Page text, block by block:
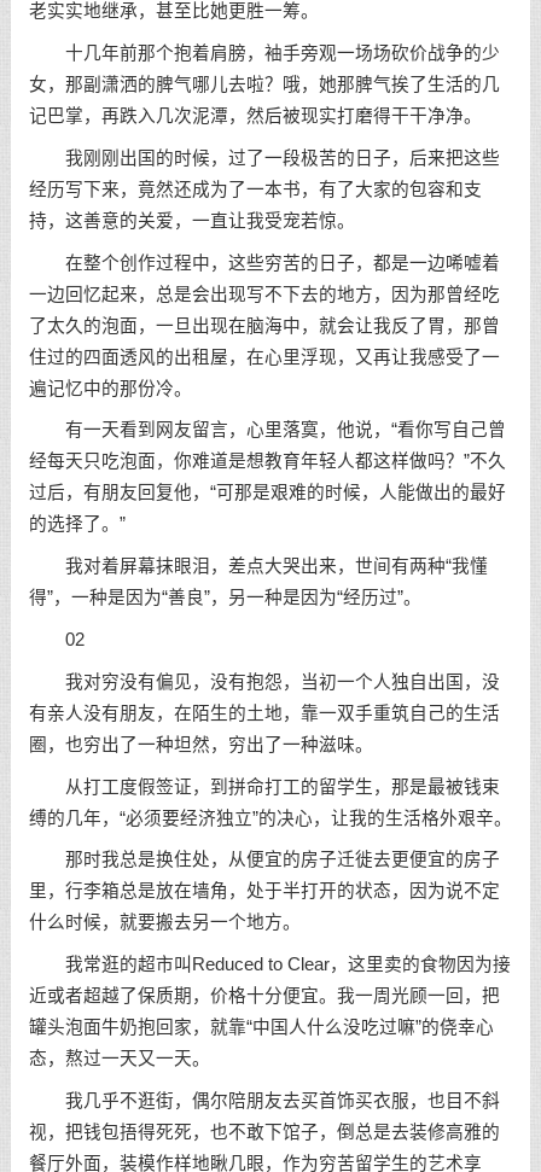
老实实地继承，甚至比她更胜一筹。
十几年前那个抱着肩膀，袖手旁观一场场砍价战争的少
女，那副潇洒的脾气哪儿去啦？哦，她那脾气挨了生活的几
记巴掌，再跌入几次泥潭，然后被现实打磨得干干净净。
我刚刚出国的时候，过了一段极苦的日子，后来把这些
经历写下来，竟然还成为了一本书，有了大家的包容和支
持，这善意的关爱，一直让我受宠若惊。
在整个创作过程中，这些穷苦的日子，都是一边唏嘘着
一边回忆起来，总是会出现写不下去的地方，因为那曾经吃
了太久的泡面，一旦出现在脑海中，就会让我反了胃，那曾
住过的四面透风的出租屋，在心里浮现，又再让我感受了一
遍记忆中的那份冷。
有一天看到网友留言，心里落寞，他说，“看你写自己曾
经每天只吃泡面，你难道是想教育年轻人都这样做吗？”不久
过后，有朋友回复他，“可那是艰难的时候，人能做出的最好
的选择了。”
我对着屏幕抹眼泪，差点大哭出来，世间有两种“我懂
得”，一种是因为“善良”，另一种是因为“经历过”。
02
我对穷没有偏见，没有抱怨，当初一个人独自出国，没
有亲人没有朋友，在陌生的土地，靠一双手重筑自己的生活
圈，也穷出了一种坦然，穷出了一种滋味。
从打工度假签证，到拼命打工的留学生，那是最被钱束
缚的几年，“必须要经济独立”的决心，让我的生活格外艰辛。
那时我总是换住处，从便宜的房子迁徙去更便宜的房子
里，行李箱总是放在墙角，处于半打开的状态，因为说不定
什么时候，就要搬去另一个地方。
我常逛的超市叫Reduced to Clear，这里卖的食物因为接
近或者超越了保质期，价格十分便宜。我一周光顾一回，把
罐头泡面牛奶抱回家，就靠“中国人什么没吃过嘛”的侥幸心
态，熬过一天又一天。
我几乎不逛街，偶尔陪朋友去买首饰买衣服，也目不斜
视，把钱包捂得死死，也不敢下馆子，倒总是去装修高雅的
餐厅外面，装模作样地瞅几眼，作为穷苦留学生的艺术享